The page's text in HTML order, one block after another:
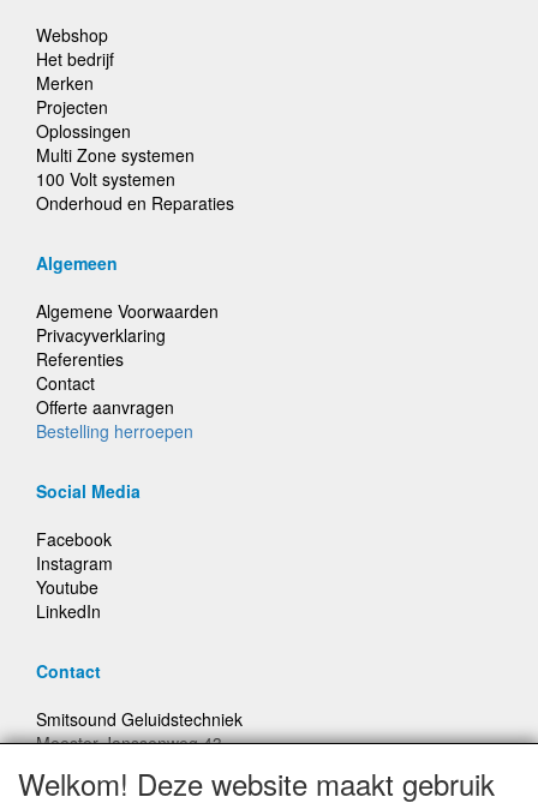
Webshop
Het bedrijf
Merken
Projecten
Oplossingen
Multi Zone systemen
100 Volt systemen
Onderhoud en Reparaties
Algemeen
Algemene Voorwaarden
Privacyverklaring
Referenties
Contact
Offerte aanvragen
Bestelling herroepen
Social Media
Facebook
Instagram
Youtube
LinkedIn
Contact
Smitsound Geluidstechniek
Meester Janssenweg 43
E-mail: info@smitsound.nl
Welkom! Deze website maakt gebruik